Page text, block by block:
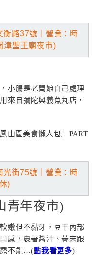
衡路37號｜營業 ： 時
漳聖王廟夜市)
小腸是老闆娘自己處理
來自彌陀興義魚丸店，
光街75號 ｜營業 ： 時
)
青年夜市)
嫩但不黏牙，豆干內部
感，裹著醬汁、蒜末跟
罷不能…(點我看更多)